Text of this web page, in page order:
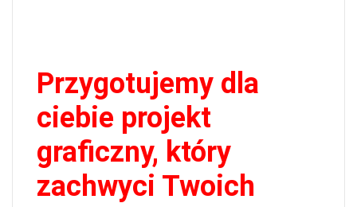
Przygotujemy dla
ciebie projekt
graficzny, który
zachwyci Twoich